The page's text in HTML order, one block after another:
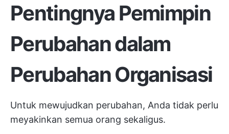
Pentingnya Pemimpin
Perubahan dalam
Perubahan Organisasi
Untuk mewujudkan perubahan, Anda tidak perlu
meyakinkan semua orang sekaligus.